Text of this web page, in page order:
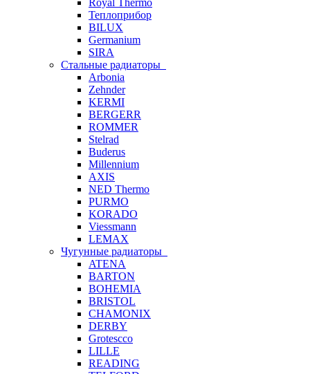
Royal Thermo
Теплоприбор
BILUX
Germanium
SIRA
Стальные радиаторы
Arbonia
Zehnder
KERMI
BERGERR
ROMMER
Stelrad
Buderus
Millennium
AXIS
NED Thermo
PURMO
KORADO
Viessmann
LEMAX
Чугунные радиаторы
ATENA
BARTON
BOHEMIA
BRISTOL
CHAMONIX
DERBY
Grotescco
LILLE
READING